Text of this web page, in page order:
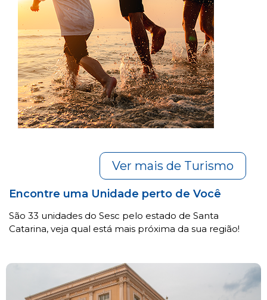
Ver mais de Turismo
Encontre uma Unidade perto de Você
São 33 unidades do Sesc pelo estado de Santa
Catarina, veja qual está mais próxima da sua região!